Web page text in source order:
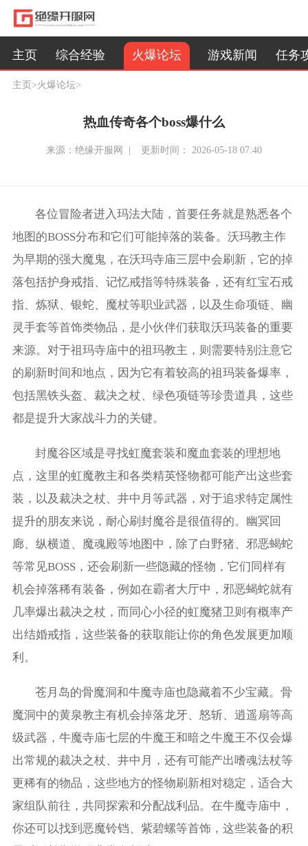
主页 综合经验 火爆论坛 游戏新闻 任务
主页>火爆论坛>
热血传奇各个boss爆什么
来源：绝缘开服网 | 更新时间： 2026-05-18 07:40
各位冒险者进入玛法大陆，首要任务就是熟悉各个
地图的BOSS分布和它们可能掉落的装备。沃玛教主作
为早期的强大魔鬼，在沃玛寺庙三层中会刷新，它的掉
落包括护身戒指、记忆戒指等特殊装备，还有红宝石戒
指、炼狱、银蛇、魔杖等职业武器，以及生命项链、幽
灵手套等首饰类物品，是小伙伴们获取沃玛装备的重要
来源。对于祖玛寺庙中的祖玛教主，则需要特别注意它
的刷新时间和地点，因为它有着较高的祖玛装备爆率，
包括黑铁头盔、裁决之杖、绿色项链等珍贵道具，这些
都是提升大家战斗力的关键。
封魔谷区域是寻找虹魔套装和魔血套装的理想地
点，这里的虹魔教主和各类精英怪物都可能产出这些套
装，以及裁决之杖、井中月等武器，对于追求特定属性
提升的朋友来说，耐心刷封魔谷是很值得的。幽冥回
廊、纵横道、魔魂殿等地图中，除了白野猪、邪恶蝎蛇
等常见BOSS，还会刷新一些隐藏的怪物，它们同样有
机会掉落稀有装备，例如在霸者大厅中，邪恶蝎蛇就有
几率爆出裁决之杖，而同心小径的虹魔猪卫则有概率产
出结婚戒指，这些装备的获取能让你的角色发展更加顺
利。
苍月岛的骨魔洞和牛魔寺庙也隐藏着不少宝藏。骨
魔洞中的黄泉教主有机会掉落龙牙、怒斩、逍遥扇等高
级武器，牛魔寺庙七层的牛魔王和暗之牛魔王不仅会爆
出常规的裁决之杖、井中月，还有可能产出嗜魂法杖等
更稀有的物品，这些地方的怪物刷新相对稳定，适合大
家组队前往，共同探索和分配战利品。在牛魔寺庙中，
你还可以找到恶魔铃铛、紫碧螺等首饰，这些装备的积